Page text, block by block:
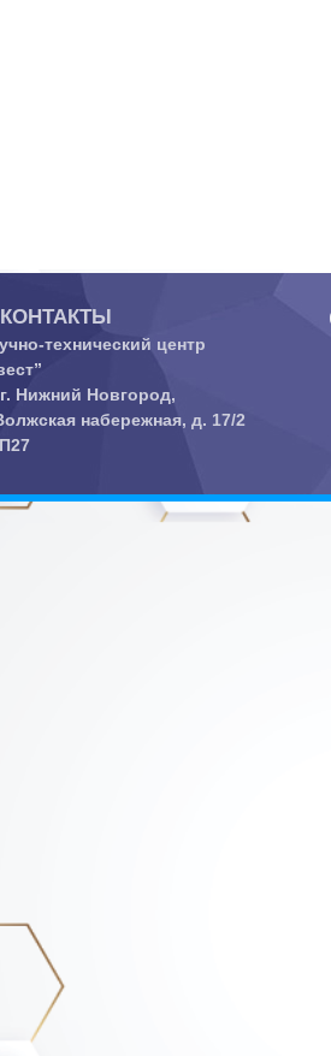
технический центр
Нижний Новгород,
набережная, д. 17/2